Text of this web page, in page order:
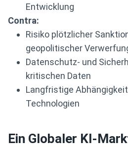
Entwicklung
Contra:
Risiko plötzlicher
geopolitischer
Datenschutz- und
kritischen Daten
Langfristige
Technologien
Ein Globaler KI-